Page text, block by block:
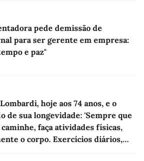
pede demissão de
para ser gerente em empresa:
e paz"
hoje aos 74 anos, e o
de sua longevidade: 'Sempre que
faça atividades físicas,
o corpo. Exercícios diários,